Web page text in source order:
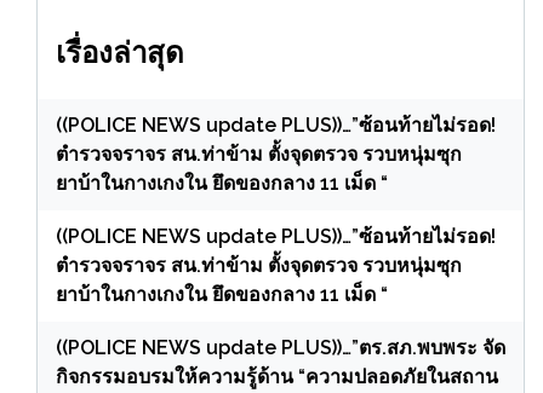
เรื่องล่าสุด
((POLICE NEWS update PLUS))…”ซ้อนท้ายไม่รอด!
ตำรวจจราจร สน.ท่าข้าม ตั้งจุดตรวจ รวบหนุ่มซุก
ยาบ้าในกางเกงใน ยึดของกลาง 11 เม็ด “
((POLICE NEWS update PLUS))…”ซ้อนท้ายไม่รอด!
ตำรวจจราจร สน.ท่าข้าม ตั้งจุดตรวจ รวบหนุ่มซุก
ยาบ้าในกางเกงใน ยึดของกลาง 11 เม็ด “
((POLICE NEWS update PLUS))…”ตร.สภ.พบพระ จัด
กิจกรรมอบรมให้ความรู้ด้าน “ความปลอดภัยในสถาน